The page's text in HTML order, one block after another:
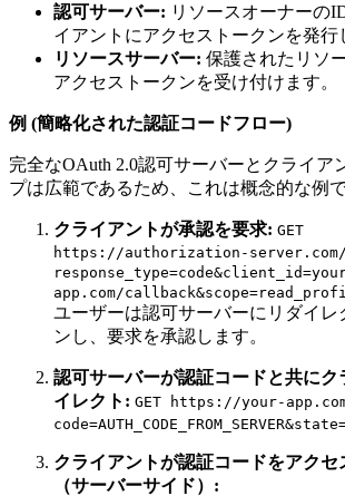
認可サーバー: リソースオーナーの
イアントにアクセストークンを発行
リソースサーバー: 保護されたリソ
アクセストークンを受け付けます。
例 (簡略化された認証コードフロー)
完全なOAuth 2.0認可サーバーとクライア
プは広範であるため、これは概念的な例で
クライアントが承認を要求: GET
https://authorization-
app.com/
ユーザーは認可サーバーにリダイレ
ンし、要求を承認します。
認可サーバーが認証コードと共にク
イレクト: GET https://your-
クライアントが認証コードをアクセ
（サーバーサイド）: